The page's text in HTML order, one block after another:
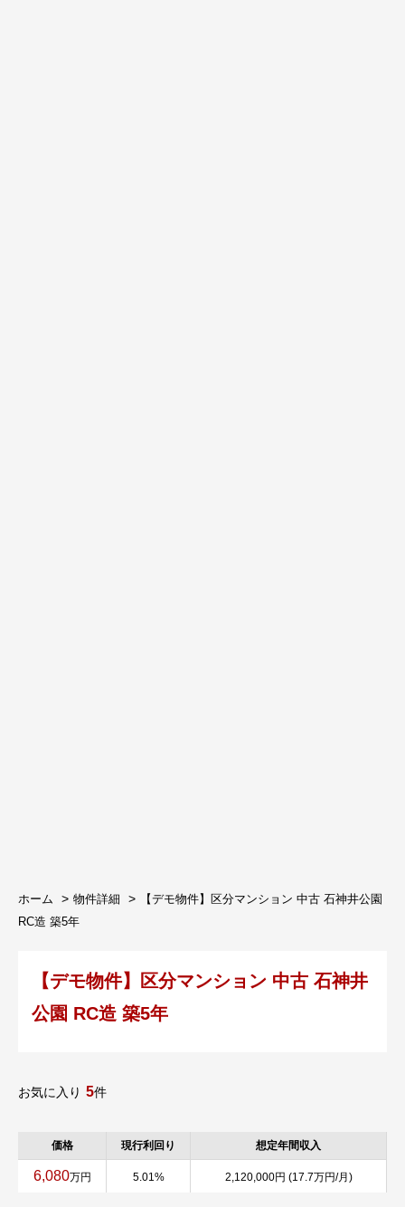
ホーム 物件詳細
【デモ物件】区分マンション 中古 石神井公園
RC造 築5年
【デモ物件】区分マンション 中古 石神井
公園 RC造 築5年
お気に入り 5件
価格 現行利回り 想定年間収入
6,080万円 5.01% 2,120,000円 (17.7万円/月)